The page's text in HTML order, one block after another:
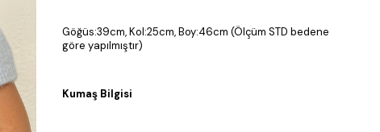
Göğüs:39cm, Kol:25cm, Boy:46cm (Ölçüm STD bedene
göre yapılmıştır)
Kumaş Bilgisi